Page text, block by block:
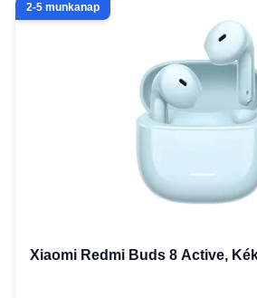
2-5 munkanap
Xiaomi Redmi Buds 8 Active,